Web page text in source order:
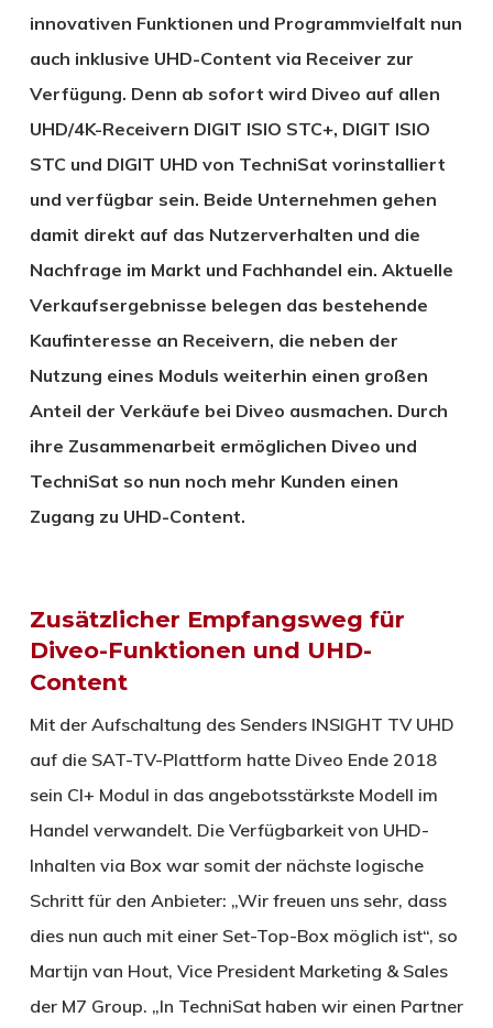
innovativen Funktionen und Programmvielfalt nun
auch inklusive UHD-Content via Receiver zur
Verfügung. Denn ab sofort wird Diveo auf allen
UHD/4K-Receivern DIGIT ISIO STC+, DIGIT ISIO
STC und DIGIT UHD von TechniSat vorinstalliert
und verfügbar sein. Beide Unternehmen gehen
damit direkt auf das Nutzerverhalten und die
Nachfrage im Markt und Fachhandel ein. Aktuelle
Verkaufsergebnisse belegen das bestehende
Kaufinteresse an Receivern, die neben der
Nutzung eines Moduls weiterhin einen großen
Anteil der Verkäufe bei Diveo ausmachen. Durch
ihre Zusammenarbeit ermöglichen Diveo und
TechniSat so nun noch mehr Kunden einen
Zugang zu UHD-Content.
Zusätzlicher Empfangsweg für
Diveo-Funktionen und UHD-
Content
Mit der Aufschaltung des Senders INSIGHT TV UHD
auf die SAT-TV-Plattform hatte Diveo Ende 2018
sein CI+ Modul in das angebotsstärkste Modell im
Handel verwandelt. Die Verfügbarkeit von UHD-
Inhalten via Box war somit der nächste logische
Schritt für den Anbieter: „Wir freuen uns sehr, dass
dies nun auch mit einer Set-Top-Box möglich ist“, so
Martijn van Hout, Vice President Marketing & Sales
der M7 Group. „In TechniSat haben wir einen Partner